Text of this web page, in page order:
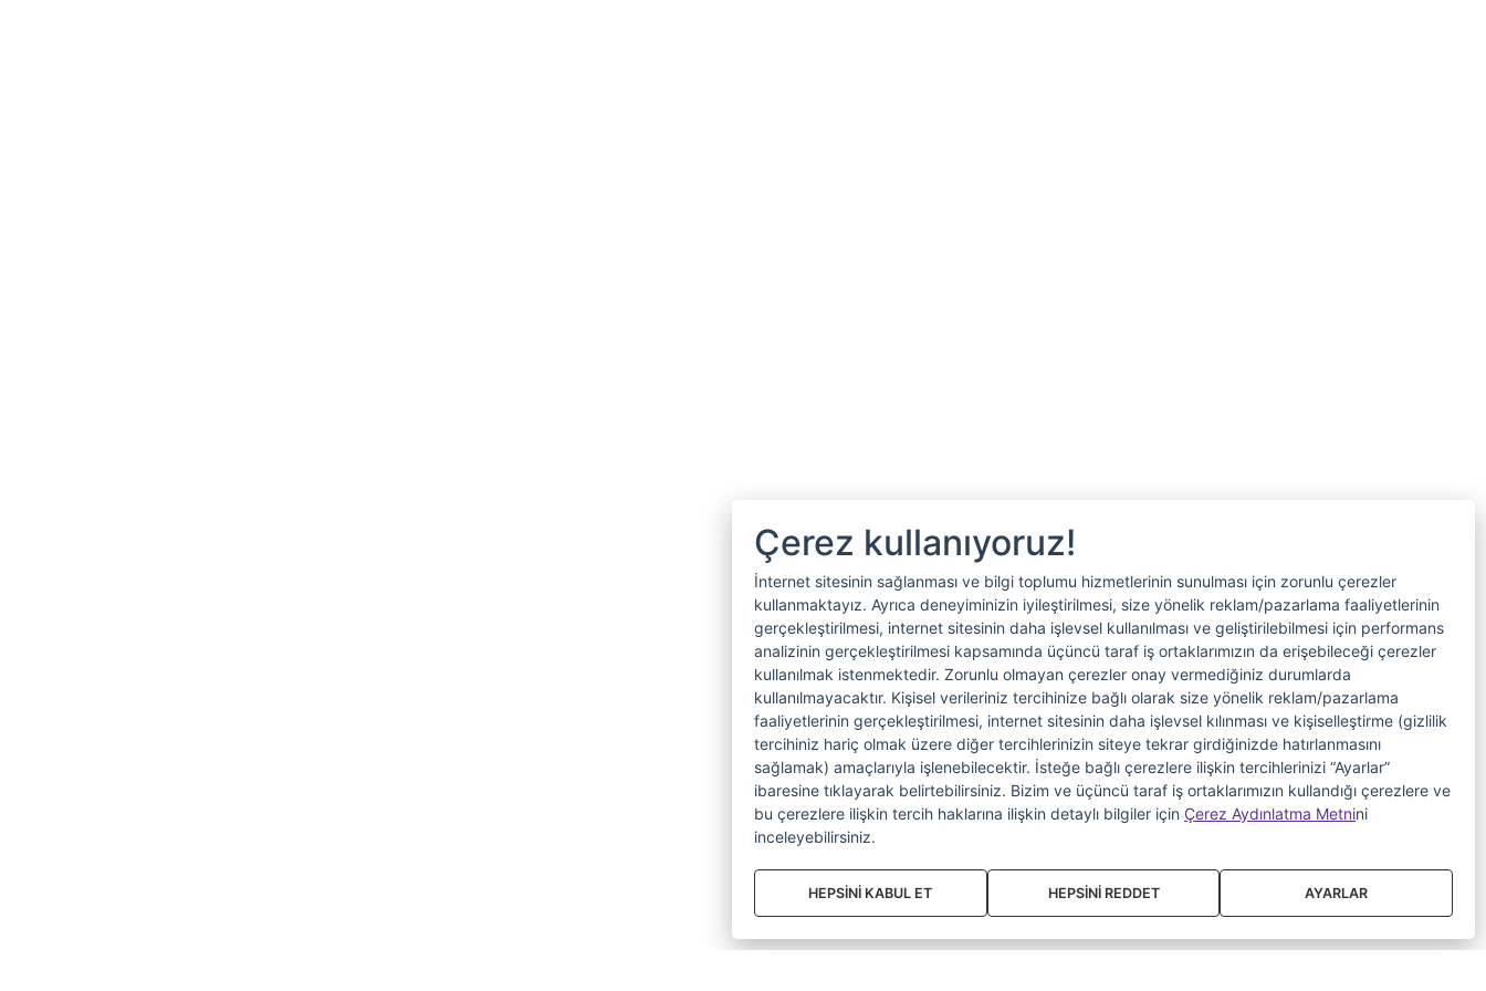
Çerez kullanıyoruz!
İnternet sitesinin sağlanması ve bilgi toplumu hizmetlerinin sunulması için zorunlu çerezler
kullanmaktayız. Ayrıca deneyiminizin iyileştirilmesi, size yönelik reklam/pazarlama faaliyetlerinin
gerçekleştirilmesi, internet sitesinin daha işlevsel kullanılması ve geliştirilebilmesi için performans
analizinin gerçekleştirilmesi kapsamında üçüncü taraf iş ortaklarımızın da erişebileceği çerezler
kullanılmak istenmektedir. Zorunlu olmayan çerezler onay vermediğiniz durumlarda
kullanılmayacaktır. Kişisel verileriniz tercihinize bağlı olarak size yönelik reklam/pazarlama
faaliyetlerinin gerçekleştirilmesi, internet sitesinin daha işlevsel kılınması ve kişiselleştirme (gizlilik
tercihiniz hariç olmak üzere diğer tercihlerinizin siteye tekrar girdiğinizde hatırlanmasını
sağlamak) amaçlarıyla işlenebilecektir. İsteğe bağlı çerezlere ilişkin tercihlerinizi “Ayarlar”
ibaresine tıklayarak belirtebilirsiniz. Bizim ve üçüncü taraf iş ortaklarımızın kullandığı çerezlere ve
bu çerezlere ilişkin tercih haklarına ilişkin detaylı bilgiler için Çerez Aydınlatma Metnini
inceleyebilirsiniz.
HEPSİNİ KABUL ET HEPSİNİ REDDET AYARLAR